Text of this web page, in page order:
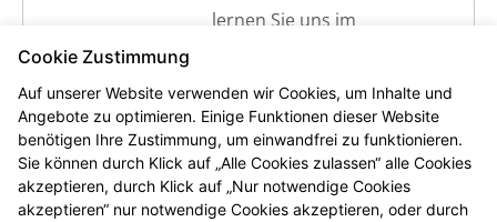
lernen Sie uns im
werden vertraulich behandelt.
Wir freuen uns auf Sie!
Baeren Apotheke - Uelzen
Tel: +49 (581) 30190
Cookie Zustimmung
Auf unserer Website verwenden wir Cookies, um Inhalte und
Angebote zu optimieren. Einige Funktionen dieser Website
benötigen Ihre Zustimmung, um einwandfrei zu funktionieren.
Sie können durch Klick auf „Alle Cookies zulassen“ alle Cookies
akzeptieren, durch Klick auf „Nur notwendige Cookies
akzeptieren“ nur notwendige Cookies akzeptieren, oder durch